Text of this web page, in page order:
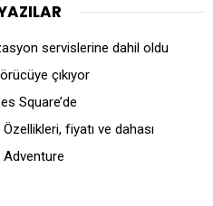
servislerine dahil oldu
çıkıyor
Square’de
fiyatı ve dahası
Adventure